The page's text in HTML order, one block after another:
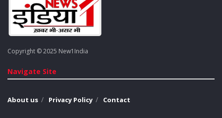
Copyright © 2025 New1India
Navigate Site
About us Privacy Policy Contact